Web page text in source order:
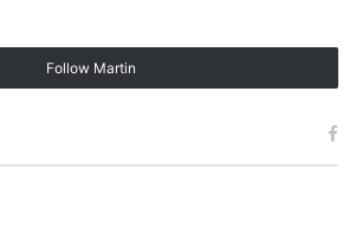
Follow Martin